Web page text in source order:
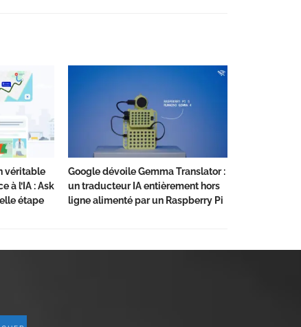
véritable
à l’IA : Ask
étape
Google dévoile Gemma Translator :
un traducteur IA entièrement hors
ligne alimenté par un Raspberry Pi